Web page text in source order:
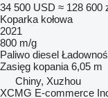
34 500 USD ≈ 128 600
Koparka kołowa
2021
800 m/g
Paliwo diesel
Zasięg kopania 6,05 m
Chiny, Xuzhou
XCMG E-commerce